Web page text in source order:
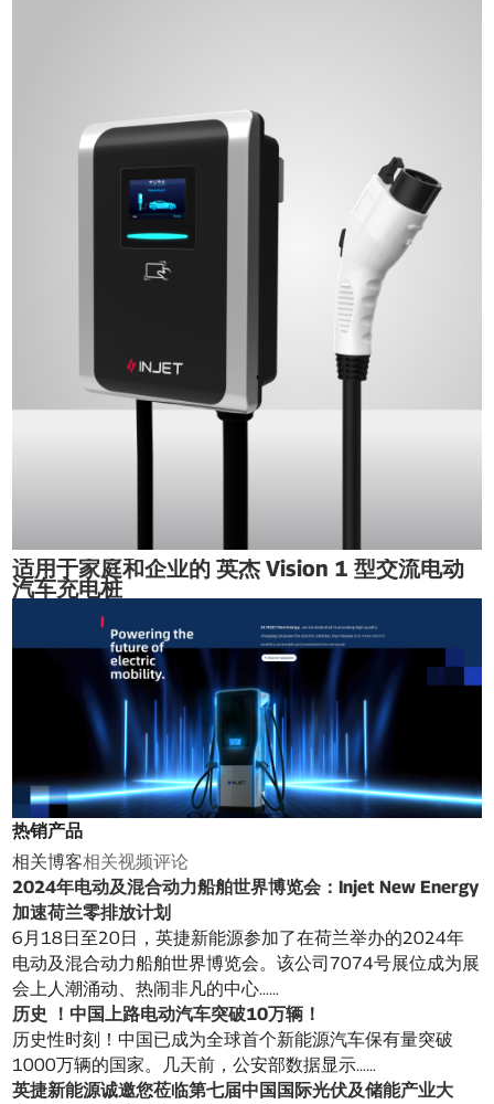
适用于家庭和企业的 英杰 Vision 1 型交流电动
汽车充电桩
热销产品
相关博客相关视频评论
2024年电动及混合动力船舶世界博览会：Injet New Energy
加速荷兰零排放计划
6月18日至20日，英捷新能源参加了在荷兰举办的2024年
电动及混合动力船舶世界博览会。该公司7074号展位成为展
会上人潮涌动、热闹非凡的中心……
历史 ！中国上路电动汽车突破10万辆！
历史性时刻！中国已成为全球首个新能源汽车保有量突破
1000万辆的国家。几天前，公安部数据显示……
英捷新能源诚邀您莅临第七届中国国际光伏及储能产业大